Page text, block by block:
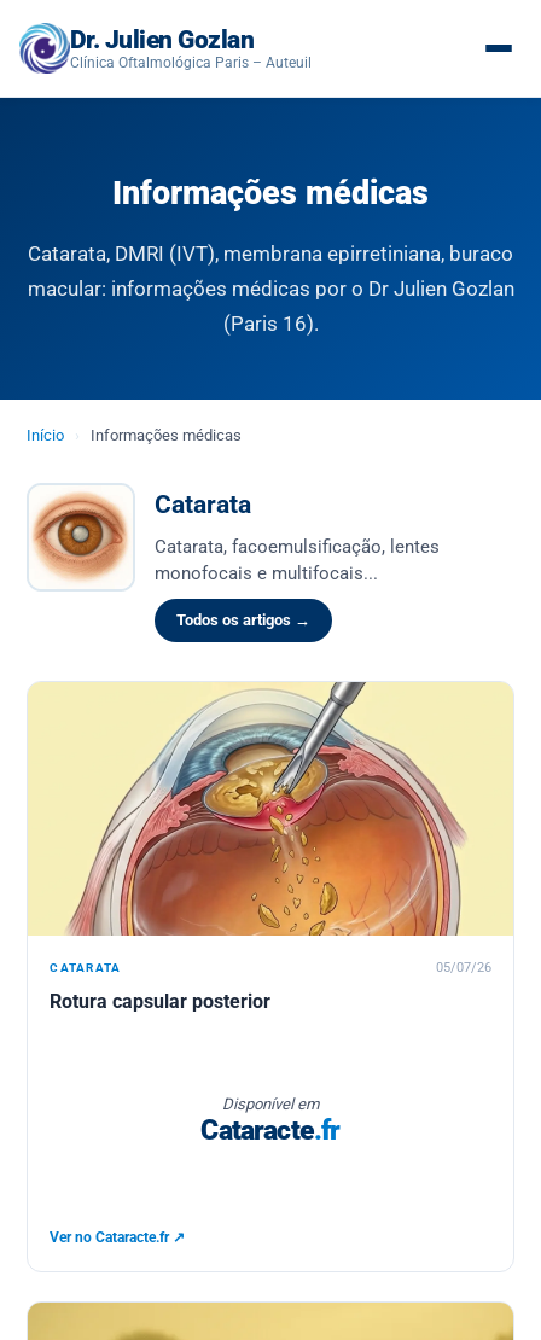
Dr. Julien Gozlan
Clínica Oftalmológica Paris – Auteuil
Informações médicas
Catarata, DMRI (IVT), membrana epirretiniana, buraco
macular: informações médicas por o Dr Julien Gozlan
(Paris 16).
Início › Informações médicas
Catarata
Catarata, facoemulsificação, lentes
monofocais e multifocais...
Todos os artigos →
CATARATA 05/07/26
Rotura capsular posterior
Disponível em
Cataracte.fr
Ver no Cataracte.fr ↗